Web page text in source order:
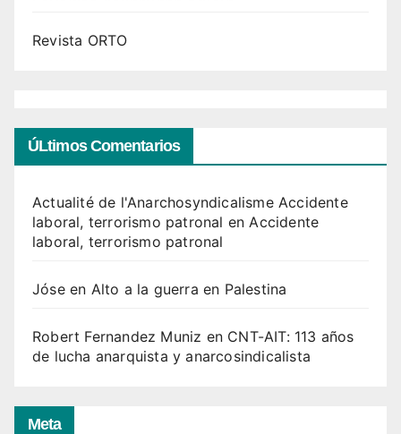
Revista ORTO
ÚLtimos Comentarios
Actualité de l'Anarchosyndicalisme Accidente
laboral, terrorismo patronal en Accidente
laboral, terrorismo patronal
Jóseen Alto a la guerra en Palestina
Robert Fernandez Muniz en CNT-AIT: 113 años
de lucha anarquista y anarcosindicalista
Meta